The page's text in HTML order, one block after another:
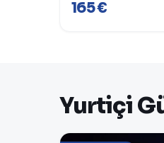
165 €
Yurtiçi